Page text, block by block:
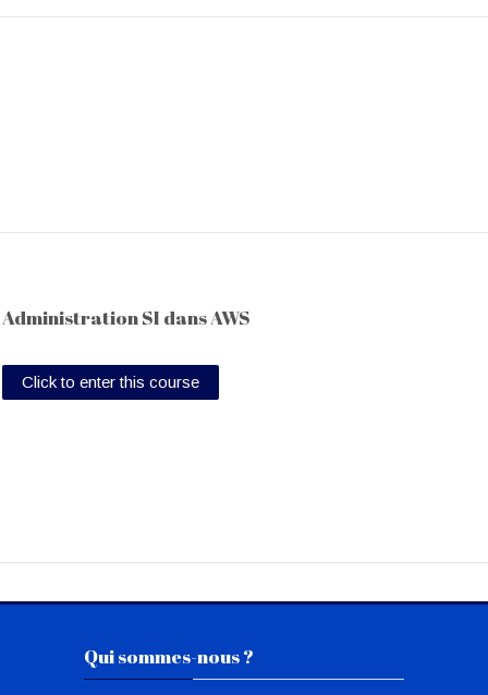
Administration SI dans AWS
Click to enter this course
Qui sommes-nous ?